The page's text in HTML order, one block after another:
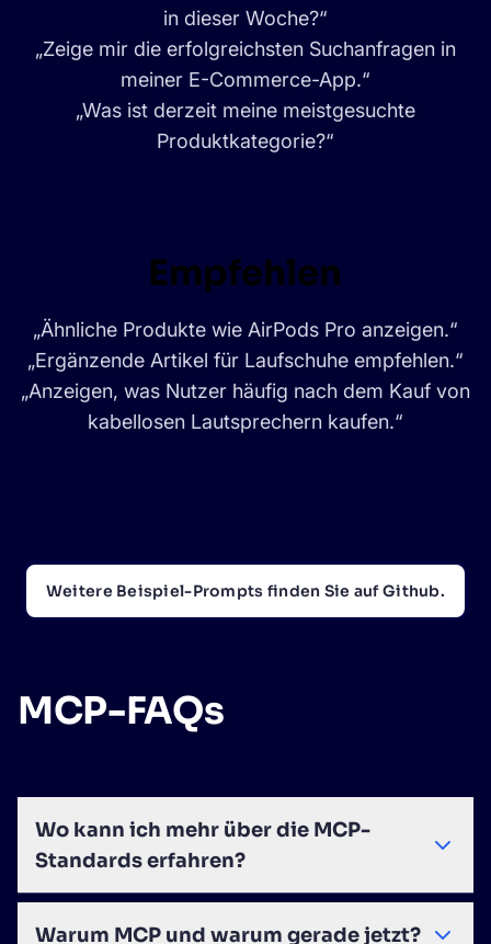
in dieser Woche?“
„Zeige mir die erfolgreichsten Suchanfragen in
meiner E-Commerce-App.“
„Was ist derzeit meine meistgesuchte
Produktkategorie?“
Empfehlen
„Ähnliche Produkte wie AirPods Pro anzeigen.“
„Ergänzende Artikel für Laufschuhe empfehlen.“
„Anzeigen, was Nutzer häufig nach dem Kauf von
kabellosen Lautsprechern kaufen.“
Weitere Beispiel-Prompts finden Sie auf Github.
MCP-FAQs
Wo kann ich mehr über die MCP-
Standards erfahren?
Warum MCP und warum gerade jetzt?